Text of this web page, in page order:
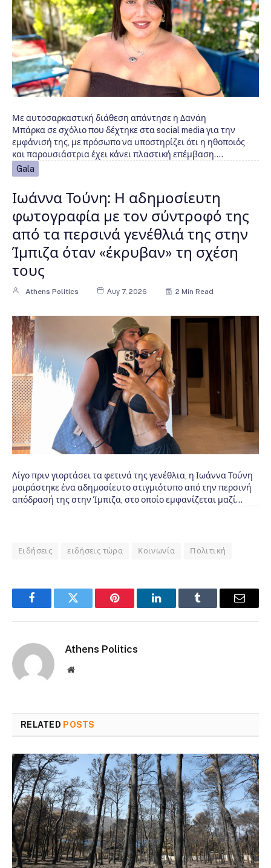
Με αυτοσαρκαστική διάθεση απάντησε η Δανάη
Μπάρκα σε σχόλιο που δέχτηκε στα social media για την
εμφάνισή της, με πρόσωπο να υποστηρίζει ότι η ηθοποιός
και παρουσιάστρια έχει κάνει πλαστική επέμβαση.…
Gala
Ιωάννα Τούνη: Η αδημοσίευτη
φωτογραφία με τον σύντροφό της
από τα περσινά γενέθλιά της στην
Ίμπιζα όταν «έκρυβαν» τη σχέση
τους
Athens Politics Αυγ 7, 2026 2 Min Read
Λίγο πριν γιορτάσει τα φετινά της γενέθλια, η Ιωάννα Τούνη
μοιράστηκε ένα αδημοσίευτο στιγμιότυπο από την περσινή
απόδρασή της στην Ίμπιζα, στο οποίο εμφανίζεται μαζί…
Ειδήσεις ειδήσεις τώρα Κοινωνία Πολιτική
FacebookTwitter Pinterest LinkedInTumblr Email
Athens Politics
Website
RELATED POSTS